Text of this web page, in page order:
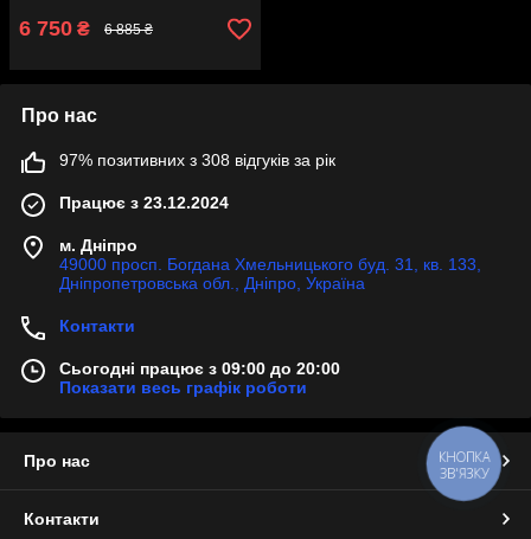
6 750 ₴ 6 885 ₴
Про нас
97% позитивних з 308 відгуків за рік
Працює з 23.12.2024
м. Дніпро
49000 просп. Богдана Хмельницького буд. 31, кв. 133,
Дніпропетровська обл., Дніпро, Україна
Контакти
Сьогодні працює з 09:00 до 20:00
Показати весь графік роботи
Про нас
Контакти
КНОПКА
ЗВ'ЯЗКУ